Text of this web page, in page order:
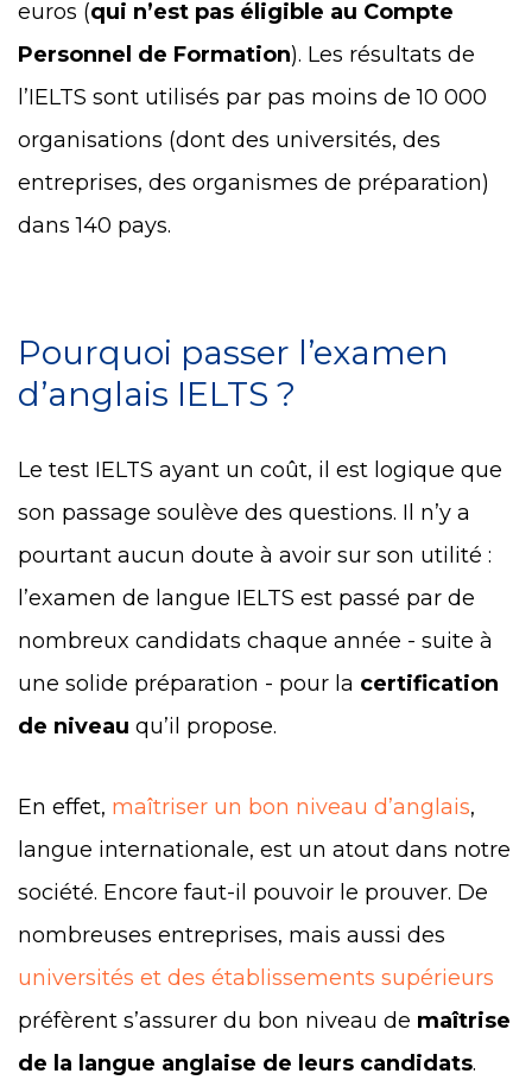
euros (qui n’est pas éligible au Compte
Personnel de Formation). Les résultats de
l’IELTS sont utilisés par pas moins de 10 000
organisations (dont des universités, des
entreprises, des organismes de préparation)
dans 140 pays.
Pourquoi passer l’examen
d’anglais IELTS ?
Le test IELTS ayant un coût, il est logique que
son passage soulève des questions. Il n’y a
pourtant aucun doute à avoir sur son utilité :
l’examen de langue IELTS est passé par de
nombreux candidats chaque année - suite à
une solide préparation - pour la certification
de niveau qu’il propose.
En effet, maîtriser un bon niveau d’anglais,
langue internationale, est un atout dans notre
société. Encore faut-il pouvoir le prouver. De
nombreuses entreprises, mais aussi des
universités et des établissements supérieurs
préfèrent s’assurer du bon niveau de maîtrise
de la langue anglaise de leurs candidats.